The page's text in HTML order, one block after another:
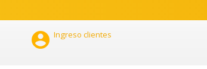
 Ingreso clientes